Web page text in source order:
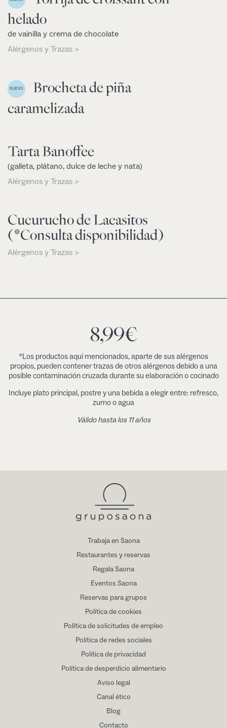
helado
de vainilla y crema de chocolate
Alérgenos y Trazas >
NUEVO
Brocheta de piña
caramelizada
Tarta Banoffee
(galleta, plátano, dulce de leche y nata)
Alérgenos y Trazas >
Cucurucho de Lacasitos
(*Consulta disponibilidad)
Alérgenos y Trazas >
8,99€
*Los productos aquí mencionados, aparte de sus alérgenos
propios, pueden contener trazas de otros alérgenos debido a una
posible contaminación cruzada durante su elaboración o cocinado
Incluye plato principal, postre y una bebida a elegir entre: refresco,
zumo o agua
Válido hasta los 11 años
Trabaja en Saona
Restaurantes y reservas
Regala Saona
Eventos Saona
Reservas para grupos
Política de cookies
Política de solicitudes de empleo
Política de redes sociales
Política de privacidad
Política de desperdicio alimentario
Aviso legal
Canal ético
Blog
Contacto